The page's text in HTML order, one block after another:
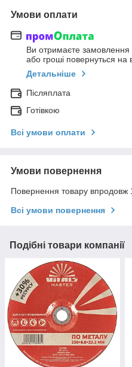
Умови оплати
Ви отримаєте замовлення
або гроші повернуться на
Детальніше
Післяплата
Готівкою
Всі умови оплати
Умови повернення
Повернення товару впродовж
Всі умови повернення
Подібні товари компанії